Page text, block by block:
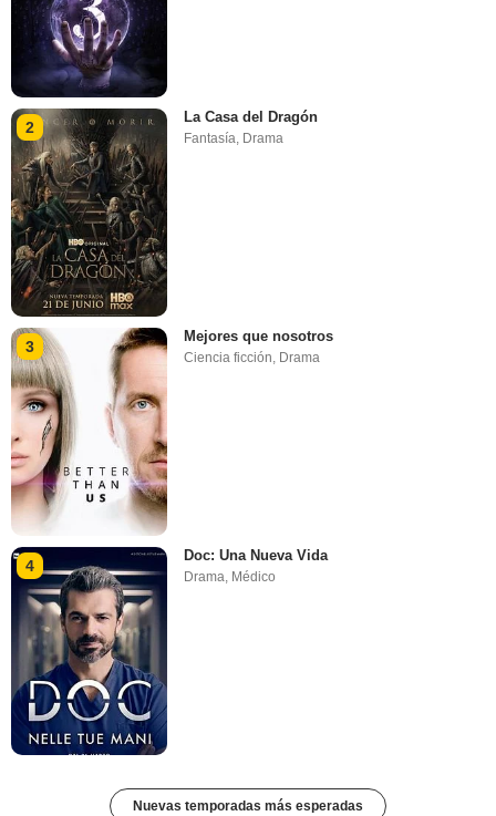
2
La Casa del Dragón
Fantasía Drama
3
Mejores que nosotros
Ciencia ficción, Drama
4
Doc: Una Nueva Vida
Drama, Médico
Nuevas temporadas más esperadas